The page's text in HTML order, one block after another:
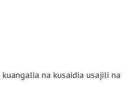
na kusaidia usajili na